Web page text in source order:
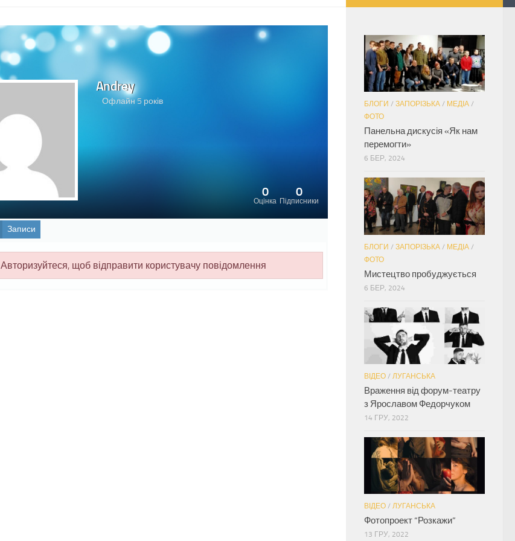
Andrey
Офлайн 5 років
Оцінка
0
Підписники
0
Записи
Авторизуйтеся, щоб відправити користувачу повідомлення
БЛОГИ / ЗАПОРІЗЬКА / МЕДІА /
ФОТО
Панельна дискусія «Як нам
перемогти»
6 БЕР, 2024
БЛОГИ / ЗАПОРІЗЬКА / МЕДІА /
ФОТО
Мистецтво пробуджується
6 БЕР, 2024
ВІДЕО / ЛУГАНСЬКА
Враження від форум-театру
з Ярославом Федорчуком
14 ГРУ, 2022
ВІДЕО / ЛУГАНСЬКА
Фотопроект “Розкажи”
13 ГРУ, 2022